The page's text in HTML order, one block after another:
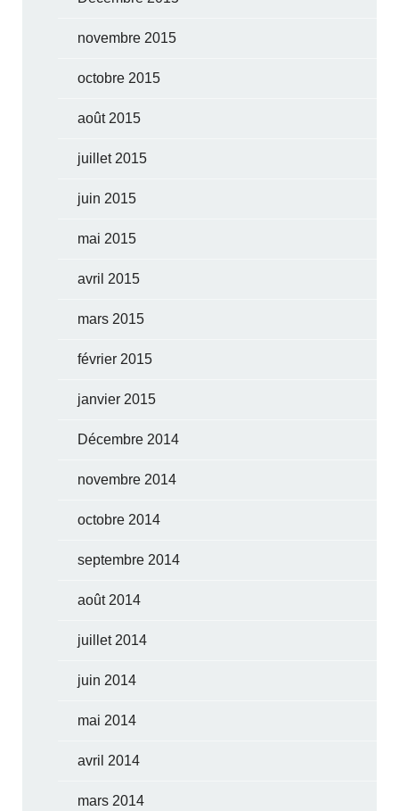
novembre 2015
octobre 2015
août 2015
juillet 2015
juin 2015
mai 2015
avril 2015
mars 2015
février 2015
janvier 2015
Décembre 2014
novembre 2014
octobre 2014
septembre 2014
août 2014
juillet 2014
juin 2014
mai 2014
avril 2014
mars 2014